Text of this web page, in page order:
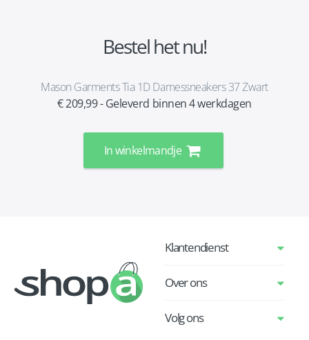
Bestel het nu!
Mason Garments Tia 1D Damessneakers 37 Zwart
€ 209,99 - Geleverd binnen 4 werkdagen
In winkelmandje
Klantendienst
Over ons
Volg ons